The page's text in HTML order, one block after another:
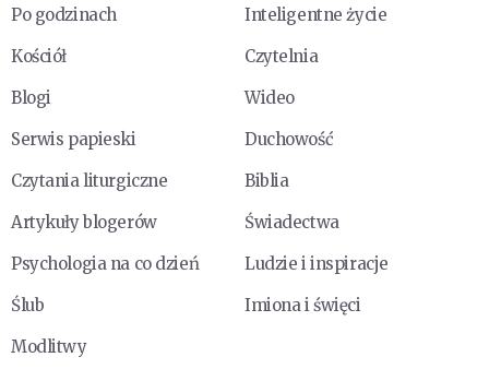
Po godzinach
Inteligentne życie
Kościół
Czytelnia
Blogi
Wideo
Serwis papieski
Duchowość
Czytania liturgiczne
Biblia
Artykuły blogerów
Świadectwa
Psychologia na co dzień
Ludzie i inspiracje
Ślub
Imiona i święci
Modlitwy